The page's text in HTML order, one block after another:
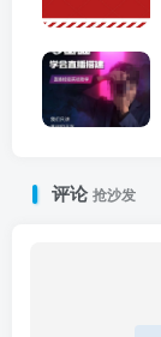
评论抢沙发